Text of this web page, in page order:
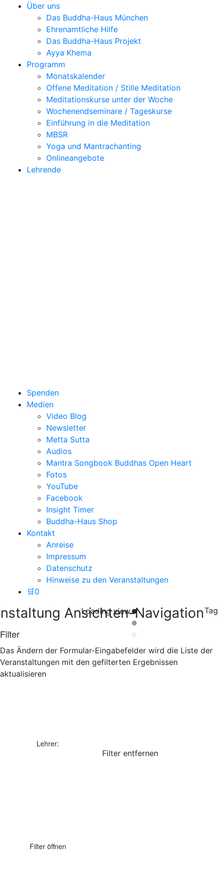
Über uns
Das Buddha-Haus München
Ehrenamtliche Hilfe
Das Buddha-Haus Projekt
Ayya Khema
Programm
Monatskalender
Offene Meditation / Stille Meditation
Meditationskurse unter der Woche
Wochenendseminare / Tageskurse
Einführung in die Meditation
MBSR
Yoga und Mantrachanting
Onlineangebote
Lehrende
Spenden
Medien
Video Blog
Newsletter
Metta Sutta
Audios
Mantra Songbook Buddhas Open Heart
Fotos
YouTube
Facebook
Insight Timer
Buddha-Haus Shop
Kontakt
Anreise
Impressum
Datenschutz
Hinweise zu den Veranstaltungen
🛒0
Loading view.
Ansichten-NavigationTag
Filter
Das Ändern der Formular-Eingabefelder wird die Liste der
Veranstaltungen mit den gefilterten Ergebnissen
aktualisieren
Lehrer:
Filter öffnen
Filter entfernen